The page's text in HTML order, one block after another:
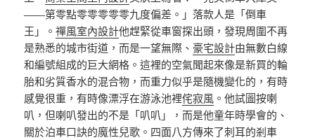
——第零點零零零零零九度偏差。」落款人是「倒車
王」。禪風室內設計他趕緊從車窗探出頭，發現周圍不再
是熟悉的城市街道，而是一望無際、 豪宅設計由無數白線
和編號組成的巨大網格。這裡的空氣聞起來像是新買的輪
胎和劣質香水的混合物，而重力似乎是隨機變化的，有時
感覺很重，有時像漂浮在游泳池裡侘寂風 。他試圖按喇
叭，但喇叭發出的不是「叭叭」，而是他童年時學會的、
關於泊車口訣的魔性兒歌。四面八方傳來了刺耳的剎車